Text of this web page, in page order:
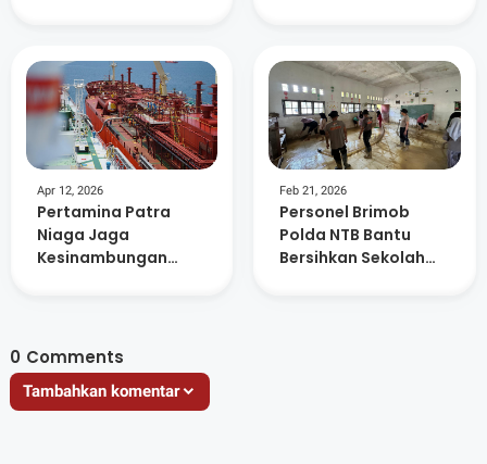
Apr 12, 2026
Pertamina Patra
Niaga Jaga
Kesinambungan
Indonesia
Feb 21, 2026
Personel Brimob
Polda NTB Bantu
Bersihkan Sekolah
0 Comments
Tambahkan komentar